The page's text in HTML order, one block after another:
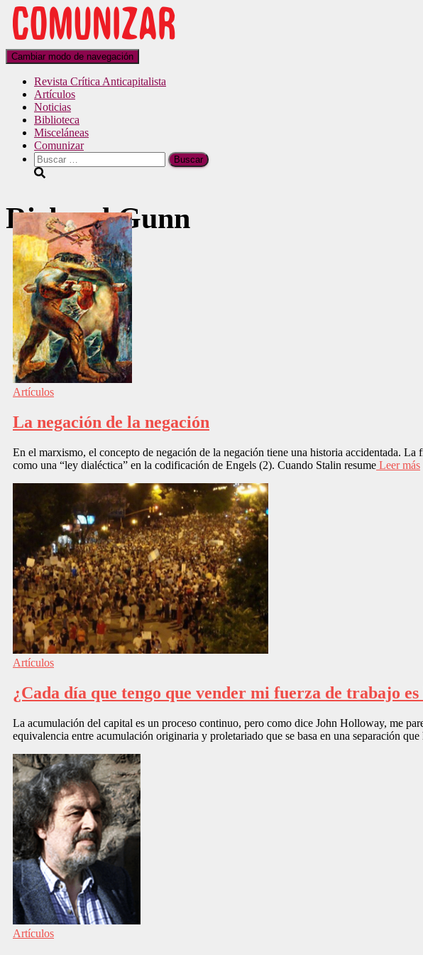
Cambiar modo de navegación
Revista Crítica Anticapitalista
Artículos
Noticias
Biblioteca
Misceláneas
Comunizar
Richard Gunn
Artículos
La negación de la negación
En el marxismo, el concepto de negación de la negación tiene una historia accidentada.
como una “ley dialéctica” en la codificación de Engels (2). Cuando Stalin resume Leer más
Artículos
¿Cada día que tengo que vender mi fuerza de trabajo
La acumulación del capital es un proceso continuo, pero como dice John Holloway, me
equivalencia entre acumulación originaria y proletariado que se basa en una separación que
Artículos